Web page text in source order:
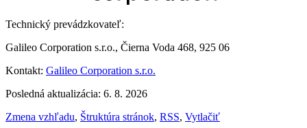
Technický prevádzkovateľ:
Galileo Corporation s.r.o., Čierna Voda 468, 925 06
Kontakt: Galileo Corporation s.r.o.
Posledná aktualizácia: 6. 8. 2026
Zmena vzhľadu, Štruktúra stránok, RSS, Vytlačiť